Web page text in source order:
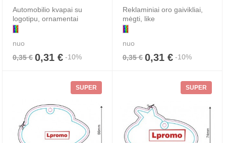
Automobilio kvapai su
logotipu, ornamentai
nuo
0,35 € 0,31 € -10%
Reklaminiai oro gaivikliai,
mėgti, like
nuo
0,35 € 0,31 € -10%
SUPER SUPER